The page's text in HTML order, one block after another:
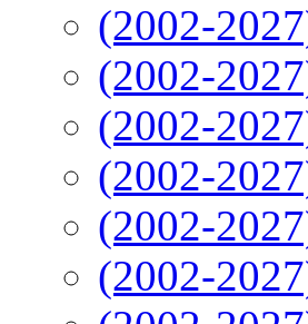
(2002-
(2002-
(2002-
(2002-
(2002-
(2002-